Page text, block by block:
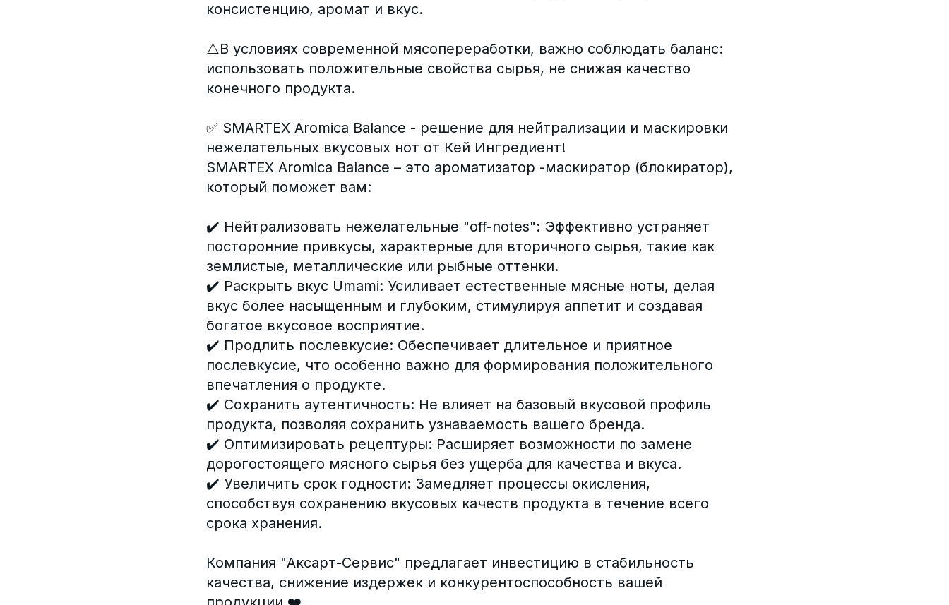
консистенцию, аромат и вкус.
⚠️В условиях современной мясопереработки, важно соблюдать баланс:
использовать положительные свойства сырья, не снижая качество
конечного продукта.
✅ SMARTEX Aromica Balance - решение для нейтрализации и маскировки
нежелательных вкусовых нот от Кей Ингредиент!
SMARTEX Aromica Balance – это ароматизатор -маскиратор (блокиратор),
который поможет вам:
✔️ Нейтрализовать нежелательные "off-notes": Эффективно устраняет
посторонние привкусы, характерные для вторичного сырья, такие как
землистые, металлические или рыбные оттенки.
✔️ Раскрыть вкус Umami: Усиливает естественные мясные ноты, делая
вкус более насыщенным и глубоким, стимулируя аппетит и создавая
богатое вкусовое восприятие.
✔️ Продлить послевкусие: Обеспечивает длительное и приятное
послевкусие, что особенно важно для формирования положительного
впечатления о продукте.
✔️ Сохранить аутентичность: Не влияет на базовый вкусовой профиль
продукта, позволяя сохранить узнаваемость вашего бренда.
✔️ Оптимизировать рецептуры: Расширяет возможности по замене
дорогостоящего мясного сырья без ущерба для качества и вкуса.
✔️ Увеличить срок годности: Замедляет процессы окисления,
способствуя сохранению вкусовых качеств продукта в течение всего
срока хранения.
Компания "Аксарт-Сервис" предлагает инвестицию в стабильность
качества, снижение издержек и конкурентоспособность вашей